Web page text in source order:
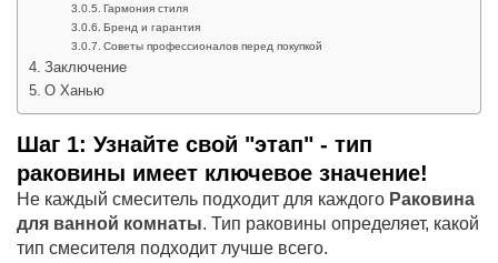
Гармония стиля
Бренд и гарантия
Советы профессионалов перед покупкой
Заключение
О Ханью
Шаг 1: Узнайте свой "этап" - тип
раковины имеет ключевое значение!
Не каждый смеситель подходит для каждого Раковина
для ванной комнаты. Тип раковины определяет, какой
тип смесителя подходит лучше всего.